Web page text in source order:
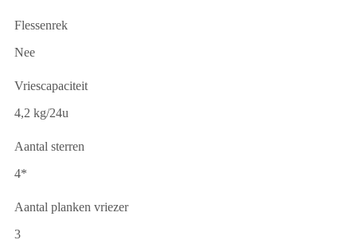
Flessenrek
Nee
Vriescapaciteit
4,2 kg/24u
Aantal sterren
4*
Aantal planken vriezer
3